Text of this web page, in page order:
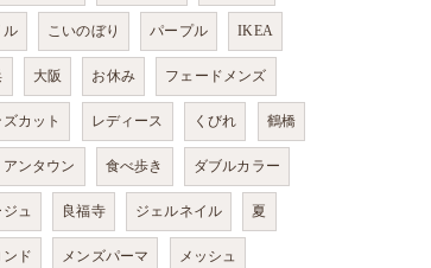
ル こいのぼり パープル IKEA
大阪 お休み フェードメンズ
ズカット レディース くびれ 鶴橋
アンタウン 食べ歩き ダブルカラー
ュ 良福寺 ジェルネイル 夏
ンド メンズパーマ メッシュ